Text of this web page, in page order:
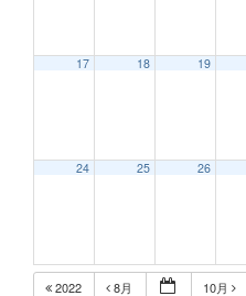
17 18 19
24 25 26
2022 8月 10月